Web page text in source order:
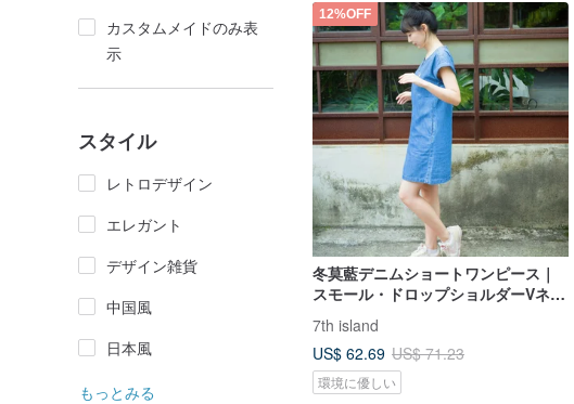
カスタムメイドのみ表
示
スタイル
レトロデザイン
エレガント
デザイン雑貨
中国風
日本風
もっとみる
12%OFF
冬莫藍デニムショートワンピース｜
スモール・ドロップショルダーVネッ
ク。外はしっかり、内は柔らかく、
通気性が良く快適な着心地。ゴール
ドのシャイニーな台湾オナガドリの
刺繍。
7th island
US$ 62.69 US$ 71.23
環境に優しい